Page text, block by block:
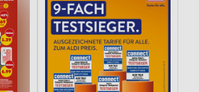
Zugriff auf Informationen
Daten zur Auswahl von